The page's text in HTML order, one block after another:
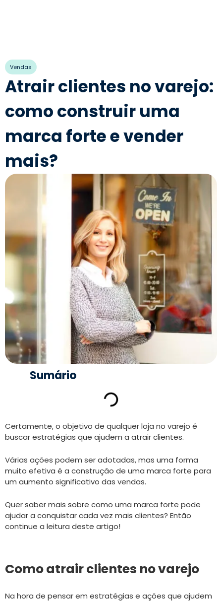
Vendas
Atrair clientes no varejo:
como construir uma
marca forte e vender
mais?
Sumário
Certamente, o objetivo de qualquer loja no varejo é
buscar estratégias que ajudem a atrair clientes.
Várias ações podem ser adotadas, mas uma forma
muito efetiva é a construção de uma marca forte para
um aumento significativo das vendas.
Quer saber mais sobre como uma marca forte pode
ajudar a conquistar cada vez mais clientes? Então
continue a leitura deste artigo!
Como atrair clientes no varejo
Na hora de pensar em estratégias e ações que ajudem